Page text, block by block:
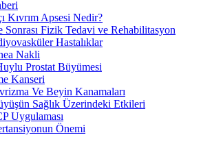
Kıvrım Apsesi Nedir?
Sonrası Fizik Tedavi ve Rehabilitasyon
Hastalıklar
Nakli
Prostat Büyümesi
Kanseri
Ve Beyin Kanamaları
Sağlık Üzerindeki Etkileri
Uygulaması
Önemi